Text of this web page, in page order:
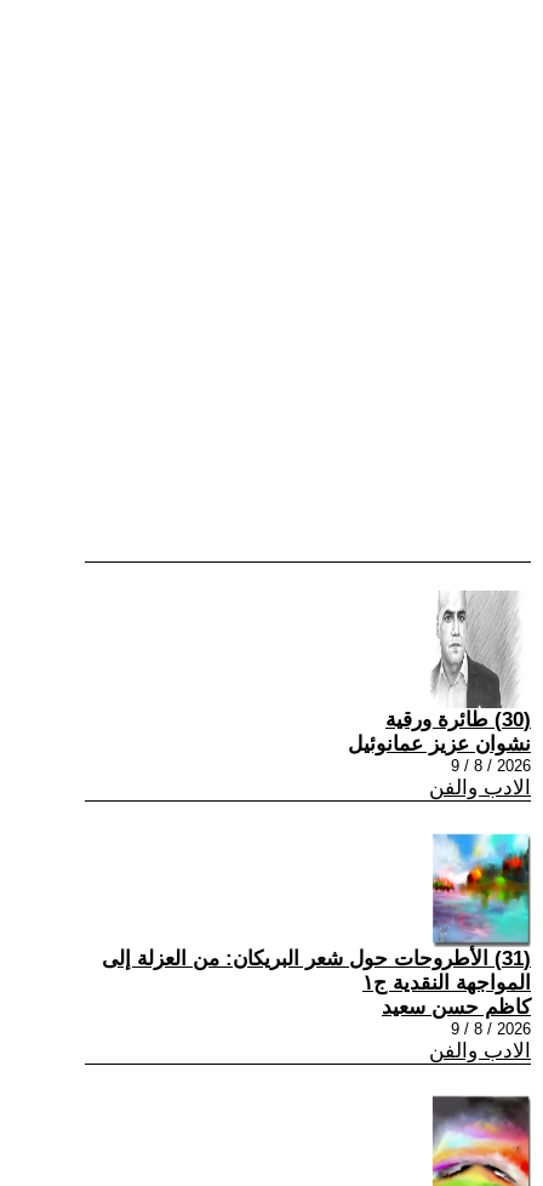
(30) طائرة ورقية
نشوان عزيز عمانوئيل
2026 / 8 / 9
الادب والفن
(31) الأطروحات حول شعر البريكان: من العزلة إلى
المواجهة النقدية ج١
كاظم حسن سعيد
2026 / 8 / 9
الادب والفن